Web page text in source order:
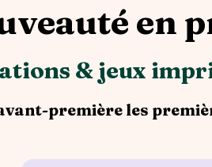
en
& jeux
avant-première les